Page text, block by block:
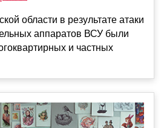
области в результате атаки
аппаратов ВСУ были
и частных